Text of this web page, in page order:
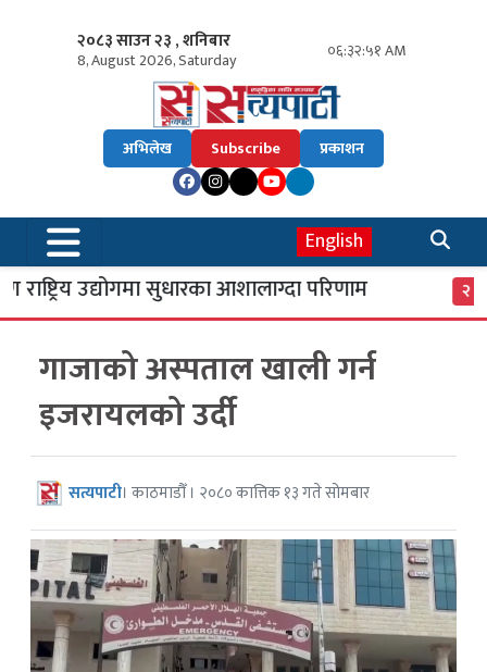
२०८३ साउन २३ , शनिबार
8, August 2026, Saturday ०६:३२:५२ AM
अभिलेख Subscribe प्रकाशन
English
उद्योगमा सुधारका आशालाग्दा परिणाम
गाजाको अस्पताल खाली गर्न
इजरायलको उर्दी
सत्यपाटी। काठमाडौँ । २०८० कात्तिक १३ गते सोमबार